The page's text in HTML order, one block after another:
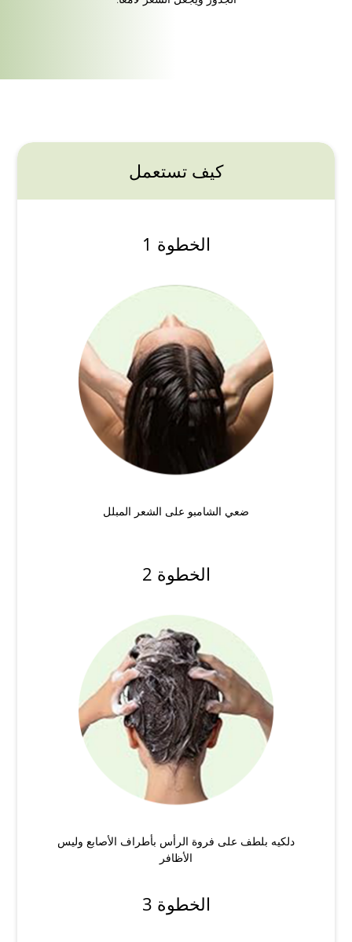
كيف تستعمل
الخطوة 1
ضعي الشامبو على الشعر المبلل
الخطوة 2
دلكيه بلطف على فروة الرأس بأطراف الأصابع وليس
الأظافر
الخطوة 3